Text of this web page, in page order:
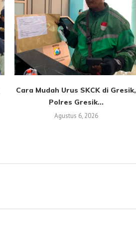
Cara Mudah Urus SKCK di Gresik,
Polres Gresik...
Agustus 6, 2026